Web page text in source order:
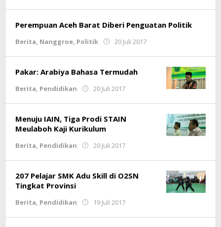
Perempuan Aceh Barat Diberi Penguatan Politik
Berita, Nanggroe, Politik 20 Juli 2017
Arafah
Pakar: Arabiya Bahasa Termudah
Berita, Pendidikan 20 Juli 2017
Septian
Menuju IAIN, Tiga Prodi STAIN
Meulaboh Kaji Kurikulum
Berita, Pendidikan 20 Juli 2017
Septian
207 Pelajar SMK Adu Skill di O2SN
Tingkat Provinsi
Berita, Pendidikan 19 Juli 2017